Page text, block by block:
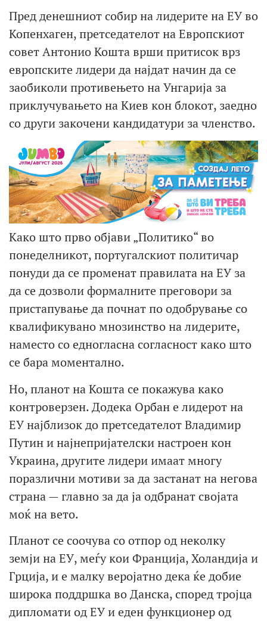
Пред денешниот собир на лидерите на ЕУ во
Копенхаген, претседателот на Европскиот
совет Антонио Кошта врши притисок врз
европските лидери да најдат начин да се
заобиколи противењето на Унгарија за
приклучувањето на Киев кон блокот, заедно
со други закочени кандидатури за членство.
Како што прво објави „Политико“ во
понеделникот, португалскиот политичар
понуди да се променат правилата на ЕУ за
да се дозволи формалните преговори за
пристапување да почнат по одобрување со
квалификувано мнозинство на лидерите,
наместо со едногласна согласност како што
се бара моментално.
Но, планот на Кошта се покажува како
контроверзен. Додека Орбан е лидерот на
ЕУ најблизок до претседателот Владимир
Путин и најнепријателски настроен кон
Украина, другите лидери имаат многу
поразлични мотиви за да застанат на негова
страна — главно за да ја одбранат својата
моќ на вето.
Планот се соочува со отпор од неколку
земји на ЕУ, меѓу кои Франција, Холандија и
Грција, и е малку веројатно дека ќе добие
широка поддршка во Данска, според тројца
дипломати од ЕУ и еден функционер од